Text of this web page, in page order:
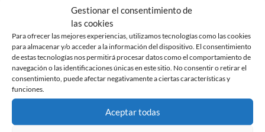
Gestionar el consentimiento de
las cookies
Para ofrecer las mejores experiencias, utilizamos tecnologías como las cookies
para almacenar y/o acceder a la información del dispositivo. El consentimiento
de estas tecnologías nos permitirá procesar datos como el comportamiento de
navegación o las identificaciones únicas en este sitio. No consentir o retirar el
consentimiento, puede afectar negativamente a ciertas características y
funciones.
Aceptar todas
EL SABADELL EMPATA ANTE LA CULTURAL EN LA
NOVA CREU ALTA
10 de marzo de 2024
Leer más »